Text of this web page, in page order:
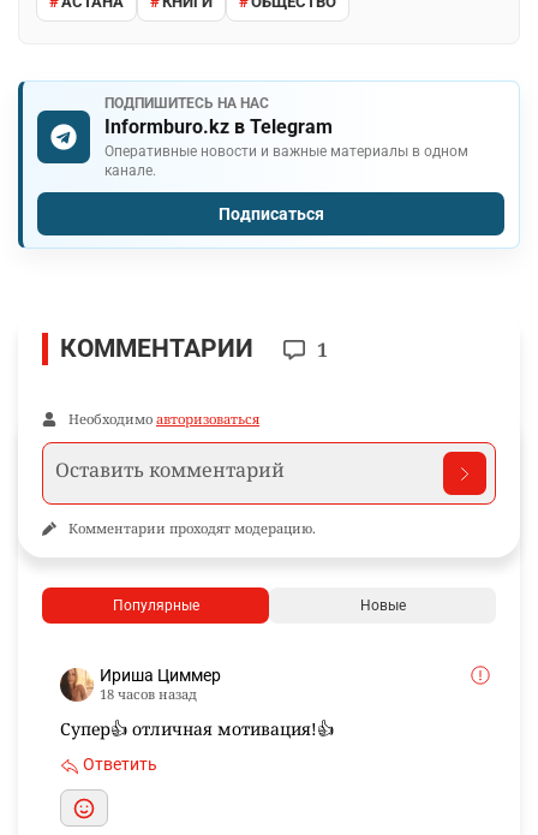
ПОДПИШИТЕСЬ НА НАС
Informburo.kz в Telegram
Оперативные новости и важные материалы в одном
канале.
Подписаться
КОММЕНТАРИИ 1
Необходимо авторизоваться
Комментарии проходят модерацию.
Популярные Новые
Ириша Циммер
18 часов назад
Супер👍 отличная мотивация!👍
Ответить